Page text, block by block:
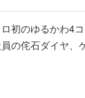
初のゆるかわ4
の侘石ダイヤ、